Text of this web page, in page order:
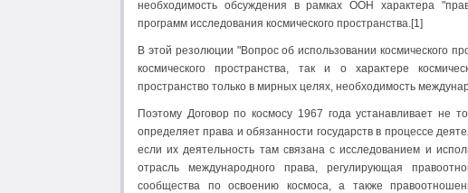
необходимость обсуждения в рамках ООН характера
программ исследования космического пространства.[1]
В этой резолюции "Вопрос об использовании космического
космического пространства, так и о характере
пространство только в мирных целях, необходимость
Поэтому Договор по космосу 1967 года устанавливает не
определяет права и обязанности государств в процессе
если их деятельность там связана с исследованием и
отрасль международного права, регулирующая
сообщества по освоению космоса, а также